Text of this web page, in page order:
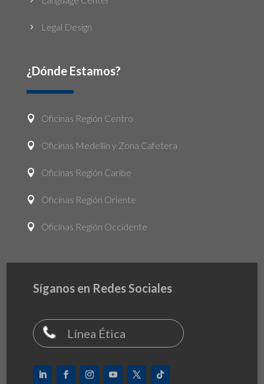
5 Legal Design
¿Dónde Estamos?
 Oficinas Región Centro
 Oficinas Medellín y Zona Cafetera
 Oficinas Región Caribe
 Oficinas Región Oriente
 Oficinas Región Occidente
Síganos en Redes Sociales
Línea Ética